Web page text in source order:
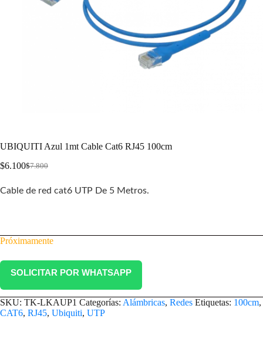
UBIQUITI Azul 1mt Cable Cat6 RJ45 100cm
$7.800
$6.100
Cable de red cat6 UTP De 5 Metros.
Próximamente
SOLICITAR POR WHATSAPP
SKU: TK-LKAUP1 Categorías: Alámbricas, Redes Etiquetas: 100cm,
CAT6, RJ45, Ubiquiti, UTP